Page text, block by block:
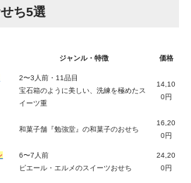
ち5選
ジャンル・特徴 価格
2〜3人前・11品目
宝石箱のように美しい、洗練を極めたス
イーツ重
14,10
0円
和菓子舗『勉強堂』の和菓子のおせち
16,20
0円
6〜7人前
ピエール・エルメのスイーツおせち
24,20
0円